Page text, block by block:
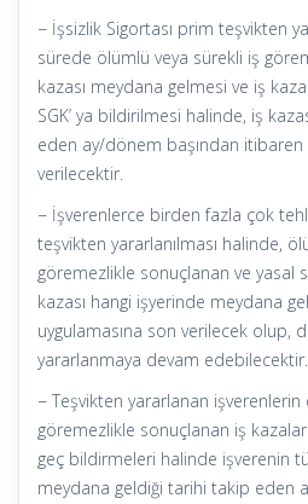
− İşsizlik Sigortası prim teşvikten
sürede ölümlü veya sürekli iş
kazası meydana gelmesi ve iş
SGK’ ya bildirilmesi halinde, iş
eden ay/dönem başından
verilecektir.
− İşverenlerce birden fazla çok
teşvikten yararlanılması halinde,
göremezlikle sonuçlanan ve yasal
kazası hangi işyerinde meydana
uygulamasına son verilecek olup,
yararlanmaya devam edebilecektir.
− Teşvikten yararlanan
göremezlikle sonuçlanan iş
geç bildirmeleri halinde işverenin
meydana geldiği tarihi takip eden